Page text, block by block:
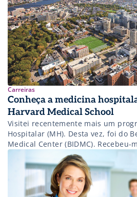
Carreiras
Conheça a medicina
Harvard Medical School
Visitei recentemente mais um
Hospitalar (MH). Desta vez, foi do
Medical Center (BIDMC). Recebeu-
Ming Wah Li (Joe). Tive o privilégio
previamente em eventos da
Quero dividir um pouco a
Saúde Business. Saiba Mais: […]